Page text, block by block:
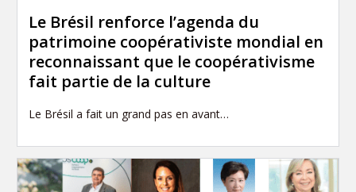
Le Brésil renforce l’agenda du
patrimoine coopérativiste mondial en
reconnaissant que le coopérativisme
fait partie de la culture
Le Brésil a fait un grand pas en avant…